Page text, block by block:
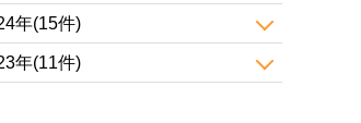
年(15件)
年(11件)